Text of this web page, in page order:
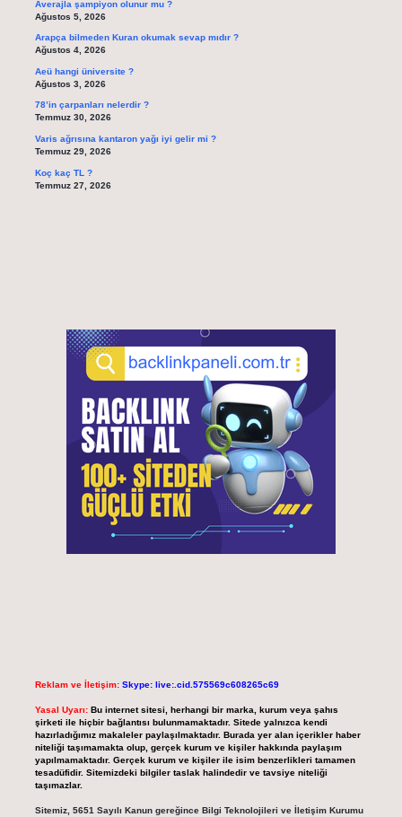
Averajla şampiyon olunur mu ?
Ağustos 5, 2026
Arapça bilmeden Kuran okumak sevap mıdır ?
Ağustos 4, 2026
Aeü hangi üniversite ?
Ağustos 3, 2026
78’in çarpanları nelerdir ?
Temmuz 30, 2026
Varis ağrısına kantaron yağı iyi gelir mi ?
Temmuz 29, 2026
Koç kaç TL ?
Temmuz 27, 2026
Reklam ve İletişim: Skype: live:.cid.575569c608265c69
Yasal Uyarı: Bu internet sitesi, herhangi bir marka, kurum veya şahıs
şirketi ile hiçbir bağlantısı bulunmamaktadır. Sitede yalnızca kendi
hazırladığımız makaleler paylaşılmaktadır. Burada yer alan içerikler haber
niteliği taşımamakta olup, gerçek kurum ve kişiler hakkında paylaşım
yapılmamaktadır. Gerçek kurum ve kişiler ile isim benzerlikleri tamamen
tesadüfidir. Sitemizdeki bilgiler taslak halindedir ve tavsiye niteliği
taşımazlar.
Sitemiz, 5651 Sayılı Kanun gereğince Bilgi Teknolojileri ve İletişim Kurumu